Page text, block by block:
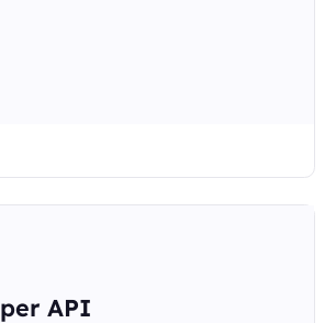
API